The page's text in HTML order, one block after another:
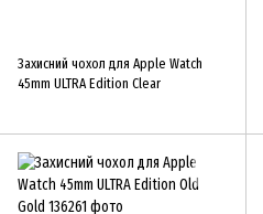
Захисний чохол для Apple Watch
45mm ULTRA Edition Clear